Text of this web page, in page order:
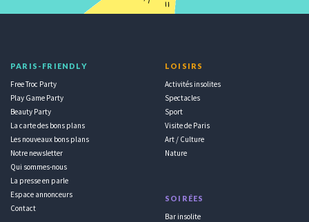
PARIS-FRIENDLY
Free Troc Party
Play Game Party
Beauty Party
La carte des bons plans
Les nouveaux bons plans
Notre newsletter
Qui sommes-nous
La presse en parle
Espace annonceurs
Contact
LOISIRS
Activités insolites
Spectacles
Sport
Visite de Paris
Art / Culture
Nature
SOIRÉES
Bar insolite